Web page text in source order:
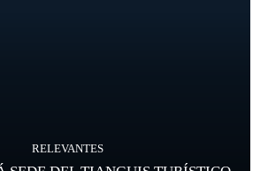
RELEVANTES